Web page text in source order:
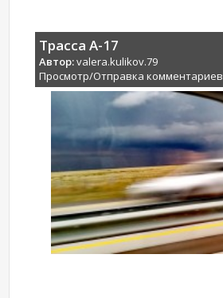
Трасса А-17
Автор:valera.kulikov.79
Просмотр/Отправка комментариев